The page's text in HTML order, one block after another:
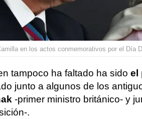
en los actos conmemorativos por el Día
tampoco ha faltado ha sido el
junto a algunos de los
-primer ministro británico- y
.